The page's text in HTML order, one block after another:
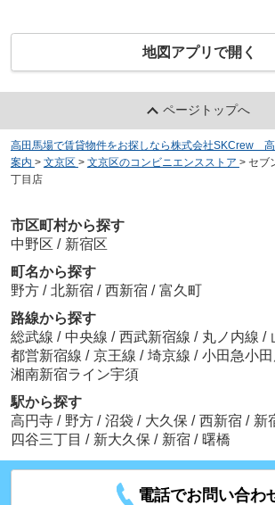
地図アプリで開く
ページトップへ
高田馬場で賃貸物件をお探しなら株式会社SKCrew
案内 > 文京区 > 文京区のコンビニエンスストア > セブ
丁目店
市区町村から探す
中野区 / 新宿区
町名から探す
野方 / 北新宿 / 西新宿 / 富久町
路線から探す
総武線 / 中央線 / 西武新宿線 / 丸ノ内線 /
都営新宿線 / 京王線 / 埼京線 / 小田急小
湘南新宿ライン宇須
駅から探す
高円寺 / 野方 / 沼袋 / 大久保 / 西新宿 / 新
四谷三丁目 / 新大久保 / 新宿 / 曙橋
電話でお問い合わ